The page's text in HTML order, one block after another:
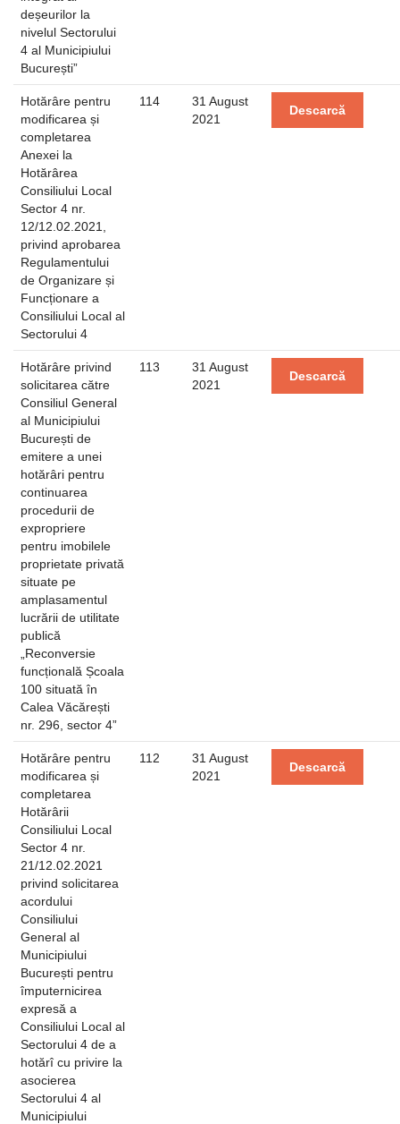
deșeurilor la
nivelul Sectorului
4 al Municipiului
București”
Hotărâre pentru
modificarea și
completarea
Anexei la
Hotărârea
Consiliului Local
Sector 4 nr.
12/12.02.2021,
privind aprobarea
Regulamentului
de Organizare și
Funcționare a
Consiliului Local al
Sectorului 4
114
31 August
2021
Descarcă
Hotărâre privind
solicitarea către
Consiliul General
al Municipiului
București de
emitere a unei
hotărâri pentru
continuarea
procedurii de
expropriere
pentru imobilele
proprietate privată
situate pe
amplasamentul
lucrării de utilitate
publică
„Reconversie
funcțională Școala
100 situată în
Calea Văcărești
nr. 296, sector 4”
113
31 August
2021
Descarcă
Hotărâre pentru
modificarea și
completarea
Hotărârii
Consiliului Local
Sector 4 nr.
21/12.02.2021
privind solicitarea
acordului
Consiliului
General al
Municipiului
București pentru
împuternicirea
expresă a
Consiliului Local al
Sectorului 4 de a
hotărî cu privire la
asocierea
Sectorului 4 al
Municipiului
112
31 August
2021
Descarcă